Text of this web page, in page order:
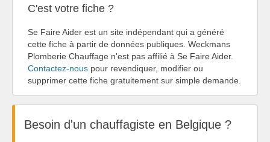
C'est votre fiche ?
Se Faire Aider est un site indépendant qui a généré
cette fiche à partir de données publiques. Weckmans
Plomberie Chauffage n'est pas affilié à Se Faire Aider.
Contactez-nous pour revendiquer, modifier ou
supprimer cette fiche gratuitement sur simple demande.
Besoin d'un chauffagiste en Belgique ?